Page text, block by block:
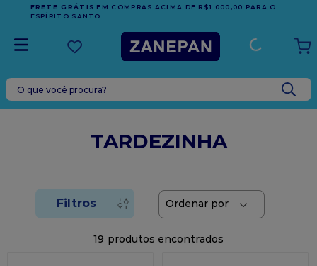
FRETE GRÁTIS EM COMPRAS ACIMA DE R$1.000,00 PARA O
ESPÍRITO SANTO
O que você procura?
TARDEZINHA
19
TERMOS MAIS BUSCADOS
leite condensado
top harald
bala